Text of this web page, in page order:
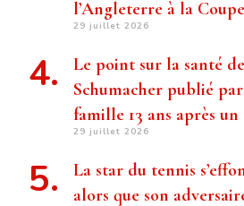
l’Angleterre à la
29 juillet 2026
Le point sur la santé
Schumacher publié
famille 13 ans après
29 juillet 2026
La star du tennis
alors que son